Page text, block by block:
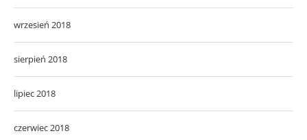
wrzesień 2018
sierpień 2018
lipiec 2018
czerwiec 2018